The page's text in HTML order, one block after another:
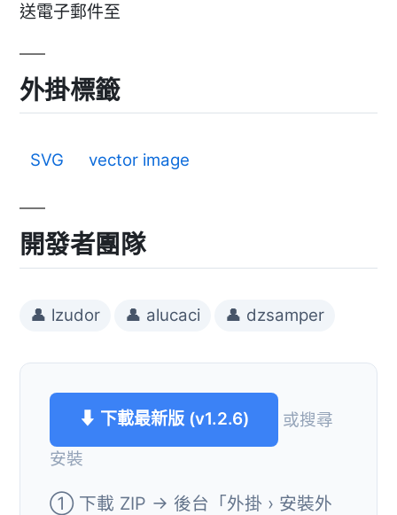
送電子郵件至
外掛標籤
SVG vector image
開發者團隊
👤 lzudor 👤 alucaci 👤 dzsamper
⬇ 下載最新版 (v1.2.6)
或搜尋
安裝
① 下載 ZIP → 後台「外掛 › 安裝外